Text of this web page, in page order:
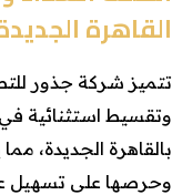
القاهرة
تتميز شركة جذور
وتقسيط استثنائية
بالقاهرة الجديدة،
وحرصها على تسهيل